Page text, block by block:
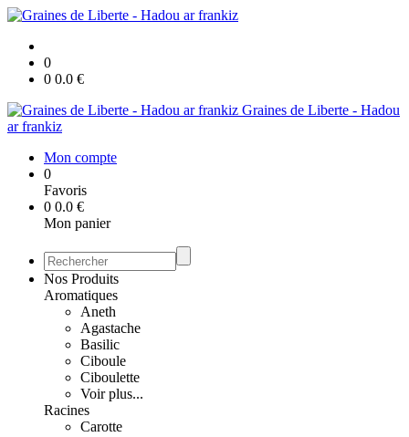
0
0 0.0 €
Graines de Liberte - Hadou
ar frankiz
Mon compte
0
Favoris
0 0.0 €
Mon panier
Nos Produits
Aromatiques
Aneth
Agastache
Basilic
Ciboule
Ciboulette
Voir plus...
Racines
Carotte